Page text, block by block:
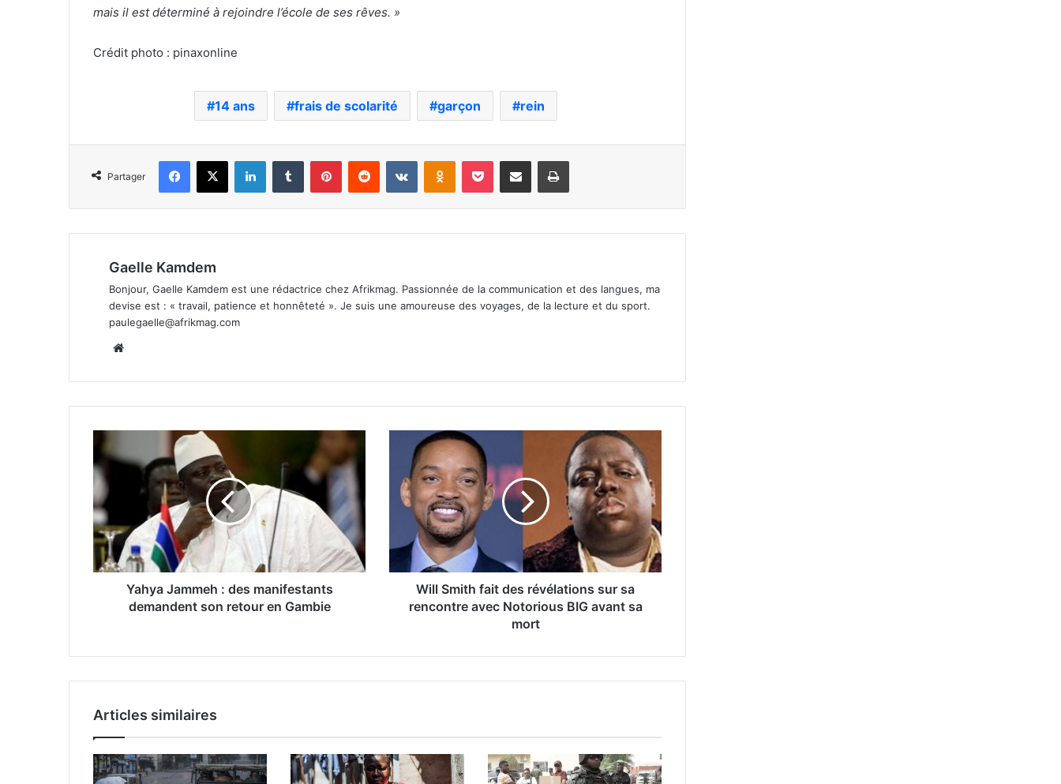
mais il est déterminé à rejoindre l’école de ses rêves. »
Crédit photo : pinaxonline
14 ans frais de scolarité garçon rein
Partager
Facebook
X LinkedinTumblr PinterestReddit VKontakteOdnoklassniki
Pocket Partager par email Imprimer
Gaelle Kamdem
Bonjour, Gaelle Kamdem est une rédactrice chez Afrikmag. Passionnée de la communication et des langues, ma
devise est : « travail, patience et honnêteté ». Je suis une amoureuse des voyages, de la lecture et du sport.
paulegaelle@afrikmag.com
Yahya Jammeh : des manifestants
demandent son retour en Gambie
Will Smith fait des révélations sur sa
rencontre avec Notorious BIG avant sa
mort
Articles similaires